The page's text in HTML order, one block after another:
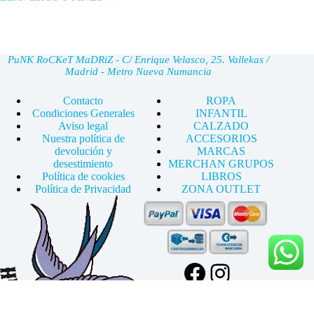
PuNK RoCKeT MaDRiZ - C/ Enrique Velasco, 25. Vallekas /
Madrid - Metro Nueva Numancia
Contacto
Condiciones Generales
Aviso legal
Nuestra política de
devolución y
desestimiento
Política de cookies
Política de Privacidad
ROPA
INFANTIL
CALZADO
ACCESORIOS
MARCAS
MERCHAN GRUPOS
LIBROS
ZONA OUTLET
Facebook
Instagram